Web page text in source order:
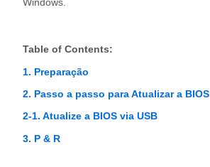
Windows.
Table of Contents:
1. Preparação
2. Passo a passo para Atualizar a BIOS
2-1. Atualize a BIOS via USB
3. P & R